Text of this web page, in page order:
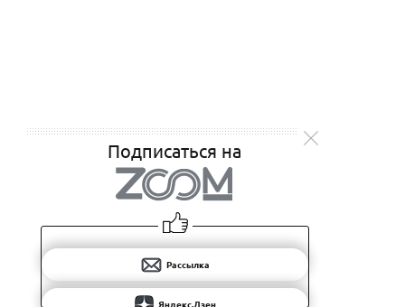
Подписаться на
Рассылка
Яндекс.Дзен